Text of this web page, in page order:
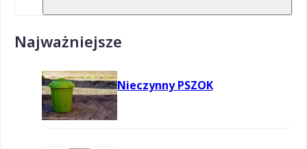
Najważniejsze
Nieczynny PSZOK